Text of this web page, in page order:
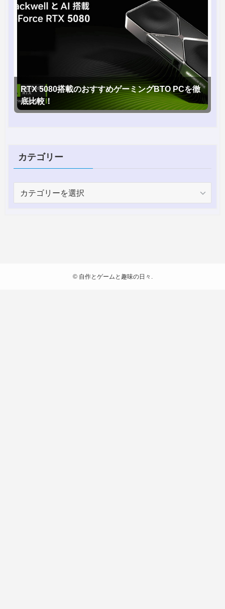
RTX 5080搭載のおすすめゲーミングBTO PCを徹
底比較！
カテゴリー
©自作とゲームと趣味の日々.